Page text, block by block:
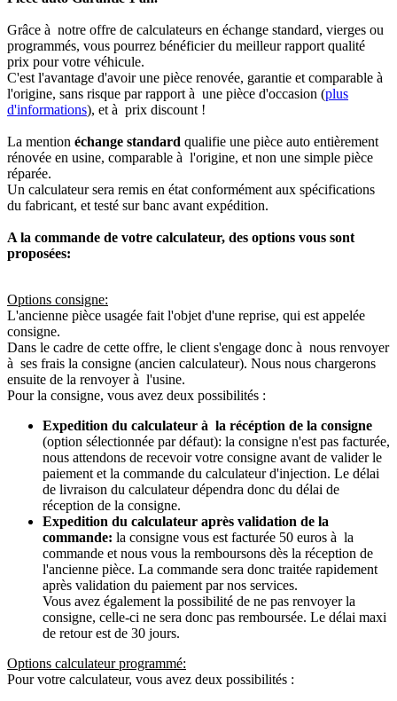
Grâce à notre offre de calculateurs en échange standard, vierges ou
programmés, vous pourrez bénéficier du meilleur rapport qualité
prix pour votre véhicule.
C'est l'avantage d'avoir une pièce renovée, garantie et comparable à
l'origine, sans risque par rapport à une pièce d'occasion (plus
d'informations), et à prix discount !
La mention échange standard qualifie une pièce auto entièrement
rénovée en usine, comparable à l'origine, et non une simple pièce
réparée.
Un calculateur sera remis en état conformément aux spécifications
du fabricant, et testé sur banc avant expédition.
A la commande de votre calculateur, des options vous sont
proposées:
Options consigne:
L'ancienne pièce usagée fait l'objet d'une reprise, qui est appelée
consigne.
Dans le cadre de cette offre, le client s'engage donc à nous renvoyer
à ses frais la consigne (ancien calculateur). Nous nous chargerons
ensuite de la renvoyer à l'usine.
Pour la consigne, vous avez deux possibilités :
Expedition du calculateur à la récéption de la consigne
(option sélectionnée par défaut): la consigne n'est pas facturée,
nous attendons de recevoir votre consigne avant de valider le
paiement et la commande du calculateur d'injection. Le délai
de livraison du calculateur dépendra donc du délai de
réception de la consigne.
Expedition du calculateur après validation de la
commande: la consigne vous est facturée 50 euros à la
commande et nous vous la remboursons dès la réception de
l'ancienne pièce. La commande sera donc traitée rapidement
après validation du paiement par nos services.
Vous avez également la possibilité de ne pas renvoyer la
consigne, celle-ci ne sera donc pas remboursée. Le délai maxi
de retour est de 30 jours.
Options calculateur programmé:
Pour votre calculateur, vous avez deux possibilités :